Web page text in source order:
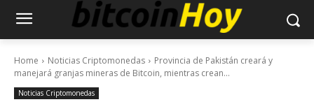
Home Noticias Criptomonedas
Provincia de Pakistán creará y
manejará granjas mineras de Bitcoin, mientras crean...
Noticias Criptomonedas